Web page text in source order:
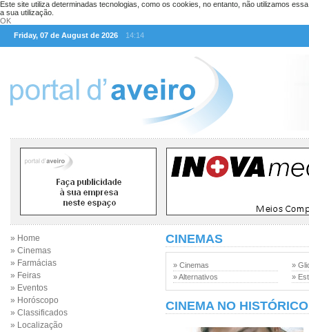
Este site utiliza determinadas tecnologias, como os cookies, no entanto, não utilizamos
a sua utilização.
OK
Friday, 07 de August de 2026
14:14
» Home
» Cinemas
» Farmácias
» Feiras
» Eventos
» Horóscopo
» Classificados
» Localização
CINEMAS
» Cinemas
» Alternativos
»
»
CINEMA NO HISTÓRICO